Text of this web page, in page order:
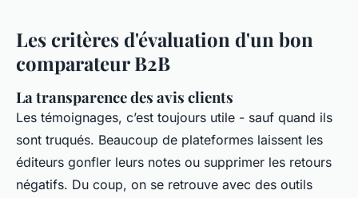
Les critères d'évaluation d'un bon
comparateur B2B
La transparence des avis clients
Les témoignages, c’est toujours utile - sauf quand ils
sont truqués. Beaucoup de plateformes laissent les
éditeurs gonfler leurs notes ou supprimer les retours
négatifs. Du coup, on se retrouve avec des outils